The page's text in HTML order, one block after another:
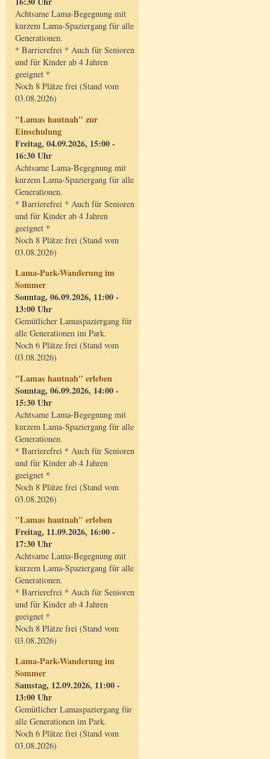
Achtsame Lama-Begegnung mit
kurzem Lama-Spaziergang für alle
Generationen.
* Barrierefrei * Auch für Senioren
und für Kinder ab 4 Jahren
geeignet *
Noch 8 Plätze frei (Stand vom
03.08.2026)
"Lamas hautnah" zur
Einschulung
Freitag, 04.09.2026, 15:00 -
16:30 Uhr
Achtsame Lama-Begegnung mit
kurzem Lama-Spaziergang für alle
Generationen.
* Barrierefrei * Auch für Senioren
und für Kinder ab 4 Jahren
geeignet *
Noch 8 Plätze frei (Stand vom
03.08.2026)
Lama-Park-Wanderung im
Sommer
Sonntag, 06.09.2026, 11:00 -
13:00 Uhr
Gemütlicher Lamaspaziergang für
alle Generationen im Park.
Noch 6 Plätze frei (Stand vom
03.08.2026)
"Lamas hautnah" erleben
Sonntag, 06.09.2026, 14:00 -
15:30 Uhr
Achtsame Lama-Begegnung mit
kurzem Lama-Spaziergang für alle
Generationen.
* Barrierefrei * Auch für Senioren
und für Kinder ab 4 Jahren
geeignet *
Noch 8 Plätze frei (Stand vom
03.08.2026)
"Lamas hautnah" erleben
Freitag, 11.09.2026, 16:00 -
17:30 Uhr
Achtsame Lama-Begegnung mit
kurzem Lama-Spaziergang für alle
Generationen.
* Barrierefrei * Auch für Senioren
und für Kinder ab 4 Jahren
geeignet *
Noch 8 Plätze frei (Stand vom
03.08.2026)
Lama-Park-Wanderung im
Sommer
Samstag, 12.09.2026, 11:00 -
13:00 Uhr
Gemütlicher Lamaspaziergang für
alle Generationen im Park.
Noch 6 Plätze frei (Stand vom
03.08.2026)